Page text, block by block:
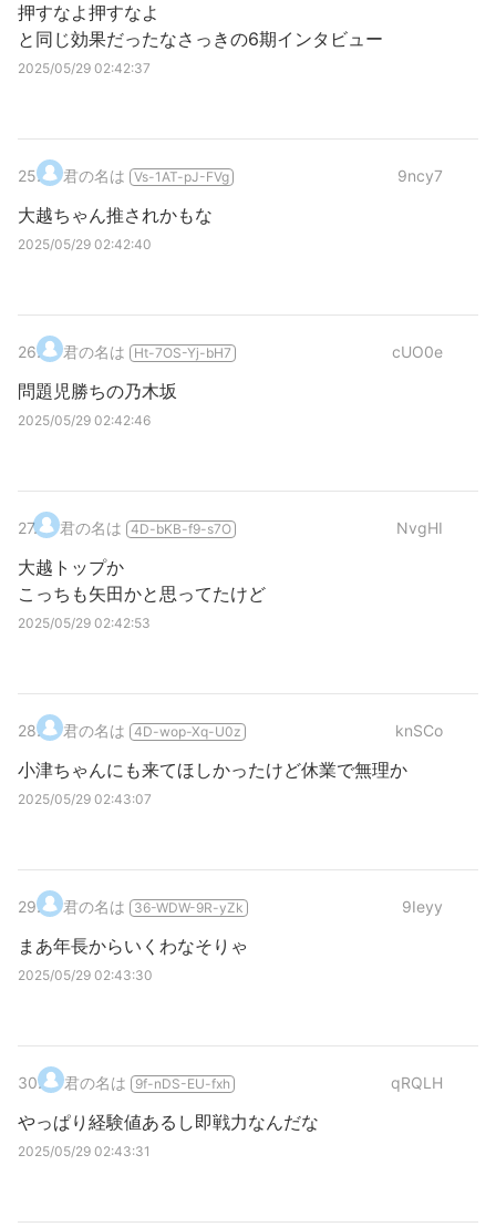
押すなよ押すなよ
と同じ効果だったなさっきの6期インタビュー
2025/05/29 02:42:37
25. 君の名は Vs-1AT-pJ-FVg 9ncy7
大越ちゃん推されかもな
2025/05/29 02:42:40
26. 君の名は Ht-7OS-Yj-bH7 cUO0e
問題児勝ちの乃木坂
2025/05/29 02:42:46
27. 君の名は 4D-bKB-f9-s7O NvgHI
大越トップか
こっちも矢田かと思ってたけど
2025/05/29 02:42:53
28. 君の名は 4D-wop-Xq-U0z knSCo
小津ちゃんにも来てほしかったけど休業で無理か
2025/05/29 02:43:07
29. 君の名は 36-WDW-9R-yZk 9Ieyy
まあ年長からいくわなそりゃ
2025/05/29 02:43:30
30. 君の名は 9f-nDS-EU-fxh qRQLH
やっぱり経験値あるし即戦力なんだな
2025/05/29 02:43:31